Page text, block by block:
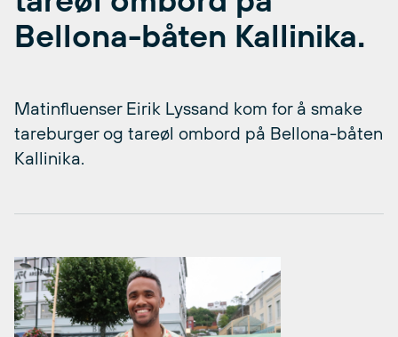
Bellona-båten Kallinika.
Matinfluenser Eirik Lyssand kom for å smake
tareburger og tareøl ombord på Bellona-båten
Kallinika.